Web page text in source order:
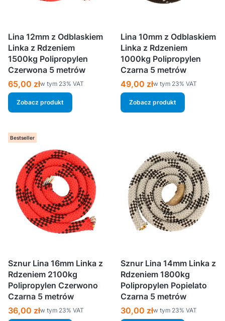
Lina 12mm z Odblaskiem
Linka z Rdzeniem
1500kg Polipropylen
Czerwona 5 metrów
Cena brutto
65,00 złw tym %s VAT
w tym 23% VAT
Zobacz produkt
Lina 10mm z Odblaskiem
Linka z Rdzeniem
1000kg Polipropylen
Czarna 5 metrów
Cena brutto
49,00 złw tym %s VAT
w tym 23% VAT
Zobacz produkt
Bestseller
Sznur Lina 16mm Linka z
Rdzeniem 2100kg
Polipropylen Czerwono
Czarna 5 metrów
Cena brutto
36,00 złw tym %s VAT
w tym 23% VAT
Sznur Lina 14mm Linka z
Rdzeniem 1800kg
Polipropylen Popielato
Czarna 5 metrów
Cena brutto
30,00 złw tym %s VAT
w tym 23% VAT